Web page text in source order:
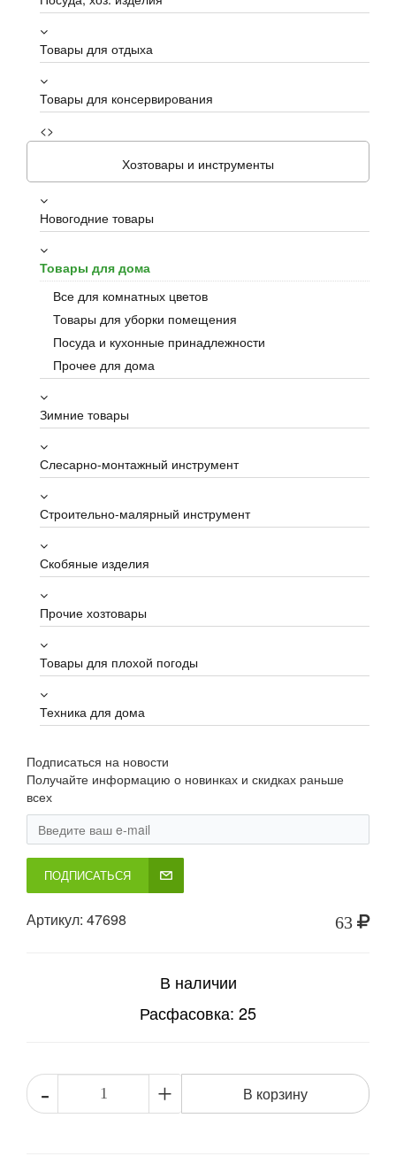
Товары для отдыха
Товары для консервирования
<>
Хозтовары и инструменты
Новогодние товары
Товары для дома
Все для комнатных цветов
Товары для уборки помещения
Посуда и кухонные принадлежности
Прочее для дома
Зимние товары
Слесарно-монтажный инструмент
Строительно-малярный инструмент
Скобяные изделия
Прочие хозтовары
Товары для плохой погоды
Техника для дома
Подписаться на новости
Получайте информацию о новинках и скидках раньше
всех
ПОДПИСАТЬСЯ
Артикул: 47698 63
В наличии
Расфасовка: 25
- + В корзину